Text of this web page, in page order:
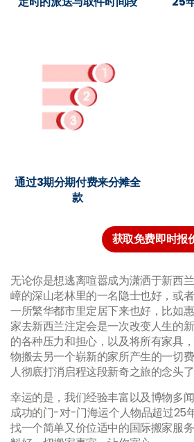
通过3期分期付费来分摊全
款
获取免费即时报
无论你是想逃离喧嚣成为潇洒于新西
嶂的深山老林里的一名隐士也好，或
一所繁华都市里定居下来也好，比如
家去新西兰注定会是一次改变人生的
的各种压力和担心，以及将所有家具
物搬去另一个崭新的家所产生的一切
人彻底打消启程这段新奇之旅的念头了
幸运的是，我们经验丰富以及博物多
成功的门-对-门海运个人物品超过25
找一个简单又价位适中的国际搬家服